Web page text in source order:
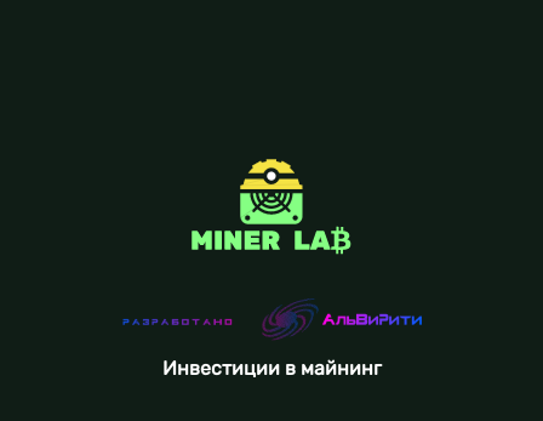
Инвестиции в майнинг